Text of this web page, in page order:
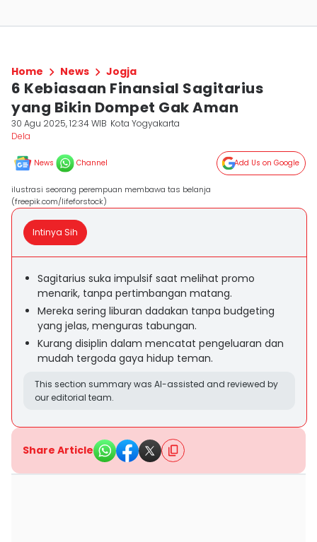
Home News Jogja
6 Kebiasaan Finansial Sagitarius
yang Bikin Dompet Gak Aman
30 Agu 2025, 12:34 WIB Kota Yogyakarta
Dela ‎
News Channel Add Us on Google
ilustrasi seorang perempuan membawa tas belanja
(freepik.com/lifeforstock)
Intinya Sih
Sagitarius suka impulsif saat melihat promo
menarik, tanpa pertimbangan matang.
Mereka sering liburan dadakan tanpa budgeting
yang jelas, menguras tabungan.
Kurang disiplin dalam mencatat pengeluaran dan
mudah tergoda gaya hidup teman.
This section summary was AI-assisted and reviewed by
our editorial team.
Share Article